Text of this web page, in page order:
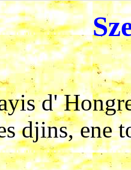
d'
djins, ene